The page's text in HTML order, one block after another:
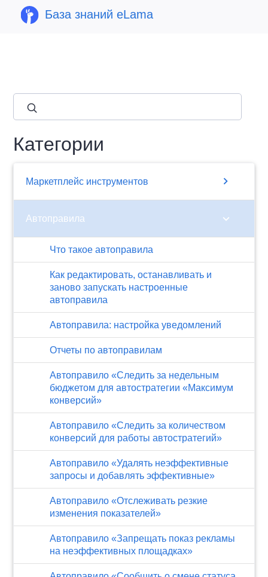
База знаний eLama
Категории
Маркетплейс инструментов chevron_right
Автоправила chevron_right
Что такое автоправила
Как редактировать, останавливать и
заново запускать настроенные
автоправила
Автоправила: настройка уведомлений
Отчеты по автоправилам
Автоправило «Следить за недельным
бюджетом для автостратегии «Максимум
конверсий»
Автоправило «Следить за количеством
конверсий для работы автостратегий»
Автоправило «Удалять неэффективные
запросы и добавлять эффективные»
Автоправило «Отслеживать резкие
изменения показателей»
Автоправило «Запрещать показ рекламы
на неэффективных площадках»